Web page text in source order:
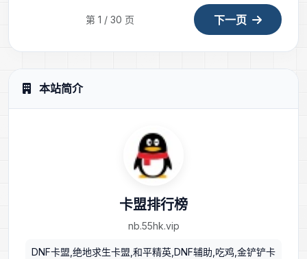
第 1 / 30 页 下一页
本站简介
卡盟排行榜
nb.55hk.vip
DNF卡盟,绝地求生卡盟,和平精英,DNF辅助,吃鸡,金铲铲卡